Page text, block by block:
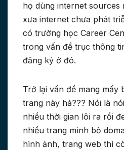
họ dùng internet sources
xưa internet chưa phát
có trường học Career
trong vấn đề trục thông
đăng ký ở đó.
Trở lại vấn đề mang mấy
trang này hả??? Nói là
nhiều thời gian lôi ra rồi
nhiều trang mình bỏ
hình ảnh, trang web thì